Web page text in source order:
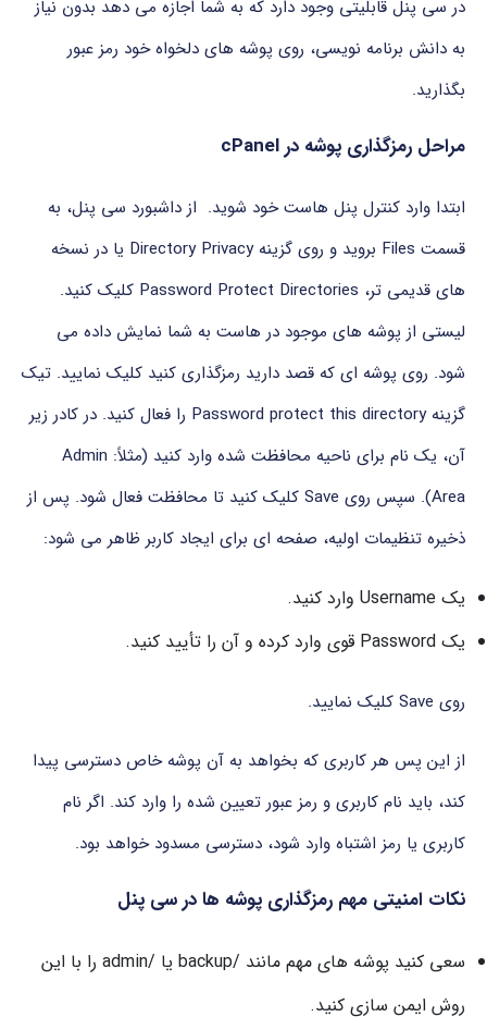
در سی پنل قابلیتی وجود دارد که به شما اجازه می دهد بدون نیاز
به دانش برنامه نویسی، روی پوشه های دلخواه خود رمز عبور
بگذارید.
مراحل رمزگذاری پوشه در cPanel
ابتدا وارد کنترل پنل هاست خود شوید. از داشبورد سی پنل، به
قسمت Files بروید و روی گزینه Directory Privacy یا در نسخه
های قدیمی تر، Password Protect Directories کلیک کنید.
لیستی از پوشه های موجود در هاست به شما نمایش داده می
شود. روی پوشه ای که قصد دارید رمزگذاری کنید کلیک نمایید. تیک
گزینه Password protect this directory را فعال کنید. در کادر زیر
آن، یک نام برای ناحیه محافظت شده وارد کنید (مثلاً: Admin
Area). سپس روی Save کلیک کنید تا محافظت فعال شود. پس از
ذخیره تنظیمات اولیه، صفحه ای برای ایجاد کاربر ظاهر می شود:
یک Username وارد کنید.
یک Password قوی وارد کرده و آن را تأیید کنید.
روی Save کلیک نمایید.
از این پس هر کاربری که بخواهد به آن پوشه خاص دسترسی پیدا
کند، باید نام کاربری و رمز عبور تعیین شده را وارد کند. اگر نام
کاربری یا رمز اشتباه وارد شود، دسترسی مسدود خواهد بود.
نکات امنیتی مهم رمزگذاری پوشه ها در سی پنل
سعی کنید پوشه های مهم مانند /backup یا /admin را با این
روش ایمن سازی کنید.